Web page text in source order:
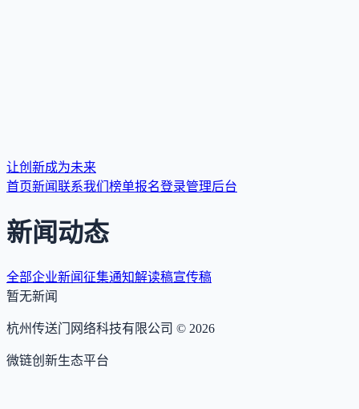
让创新成为未来
首页新闻联系我们 榜单报名登录管理后台
新闻动态
全部企业新闻征集通知解读稿宣传稿
暂无新闻
杭州传送门网络科技有限公司 © 2026
微链创新生态平台